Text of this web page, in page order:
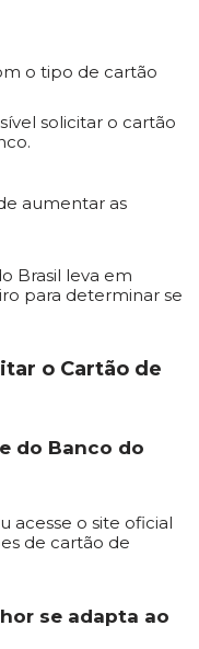
o tipo de cartão
solicitar o cartão
aumentar as
Brasil leva em
para determinar se
o Cartão de
do Banco do
acesse o site oficial
de cartão de
se adapta ao